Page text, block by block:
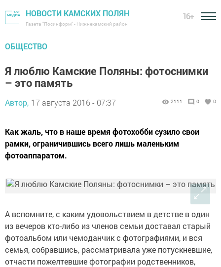
НОВОСТИ КАМСКИХ ПОЛЯН
Газета "Посинформ" - Нижнекамский район
16+
ОБЩЕСТВО
Я люблю Камские Поляны: фотоснимки
– это память
Автор, 17 августа 2016 - 07:37 2111 0 0
Как жаль, что в наше время фотохобби сузило свои
рамки, ограничившись всего лишь маленьким
фотоаппаратом.
А вспомните, с каким удовольствием в детстве в один
из вечеров кто-либо из членов семьи доставал старый
фотоальбом или чемоданчик с фотографиями, и вся
семья, собравшись, рассматривала уже потускневшие,
отчасти пожелтевшие фотографии родственников,